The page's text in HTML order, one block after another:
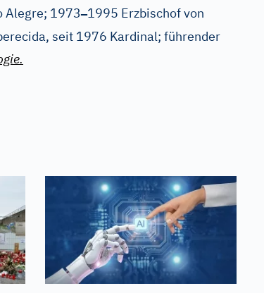
Alegre; 1973–1995 Erzbischof von
seit 1976 Kardinal; führender